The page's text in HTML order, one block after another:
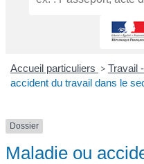
Accueil particuliers > Travail
accident du travail dans le
Dossier
Maladie ou